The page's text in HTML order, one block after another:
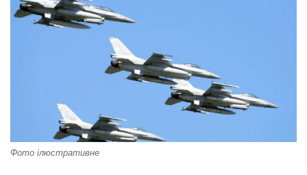
Фото ілюстративне